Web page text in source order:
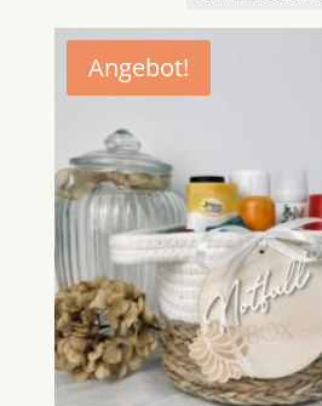
Angebot!